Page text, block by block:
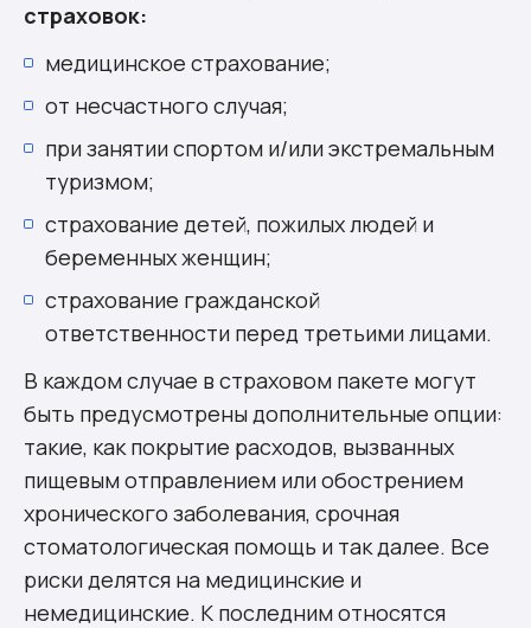
страховок:
медицинское страхование;
от несчастного случая;
при занятии спортом и/или экстремальным
туризмом;
страхование детей, пожилых людей и
беременных женщин;
страхование гражданской
ответственности перед третьими лицами.
В каждом случае в страховом пакете могут
быть предусмотрены дополнительные опции:
такие, как покрытие расходов, вызванных
пищевым отправлением или обострением
хронического заболевания, срочная
стоматологическая помощь и так далее. Все
риски делятся на медицинские и
немедицинские. К последним относятся